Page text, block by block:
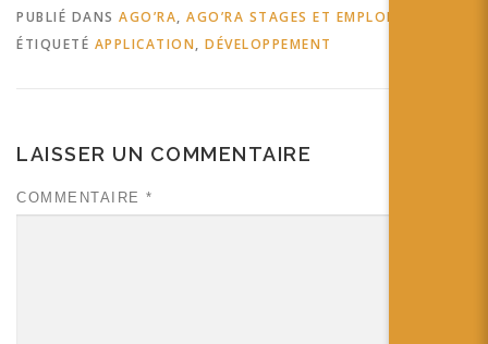
PUBLIÉ DANS AGO’RA, AGO’RA STAGES ET EMPLOIS
ÉTIQUETÉ APPLICATION, DÉVELOPPEMENT
LAISSER UN COMMENTAIRE
COMMENTAIRE *